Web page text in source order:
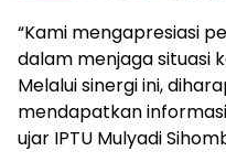
“Kami mengapresiasi
dalam menjaga situasi
Melalui sinergi ini,
mendapatkan
ujar IPTU Mulyadi